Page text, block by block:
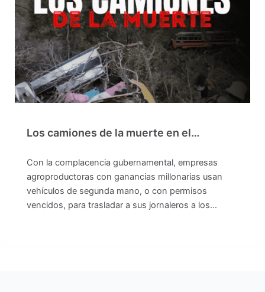
Los camiones de la muerte en el…
Con la complacencia gubernamental, empresas
agroproductoras con ganancias millonarias usan
vehículos de segunda mano, o con permisos
vencidos, para trasladar a sus jornaleros a los…